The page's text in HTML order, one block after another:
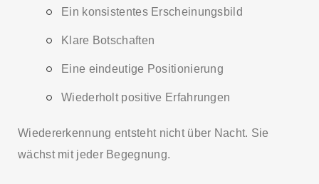
Ein konsistentes Erscheinungsbild
Klare Botschaften
Eine eindeutige Positionierung
Wiederholt positive Erfahrungen
Wiedererkennung entsteht nicht über Nacht. Sie
wächst mit jeder Begegnung.